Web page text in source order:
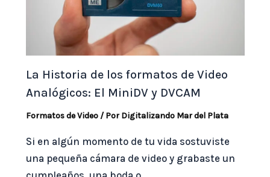
La Historia de los formatos de Video
Analógicos: El MiniDV y DVCAM
Formatos de Video/ PorDigitalizando Mar del Plata
Si en algún momento de tu vida sostuviste
una pequeña cámara de video y grabaste un